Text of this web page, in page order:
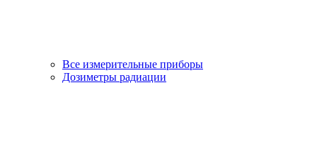
Все измерительные приборы
Дозиметры радиации